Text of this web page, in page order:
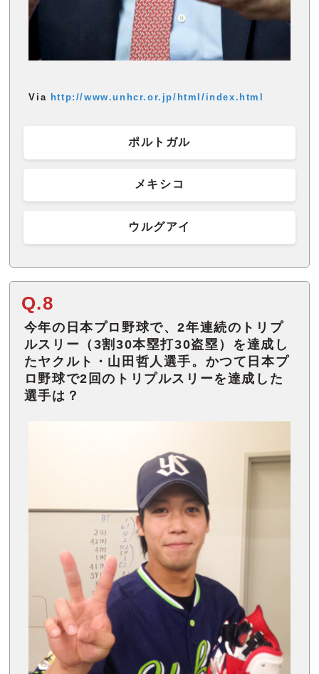
Via http://www.unhcr.or.jp/html/index.html
ポルトガル
メキシコ
ウルグアイ
Q.8
今年の日本プロ野球で、2年連続のトリプ
ルスリー（3割30本塁打30盗塁）を達成し
たヤクルト・山田哲人選手。かつて日本プ
ロ野球で2回のトリプルスリーを達成した
選手は？